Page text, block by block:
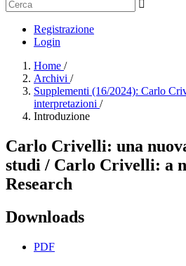
Registrazione
Login
Home /
Archivi /
Supplementi (16/2024): Carlo
interpretazioni /
Introduzione
Carlo Crivelli: una
studi / Carlo Crivelli: a
Research
Downloads
PDF